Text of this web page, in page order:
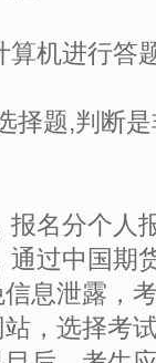
算机进行答
择题,判断
报名分个人
过中国期
息泄露，
，选择考